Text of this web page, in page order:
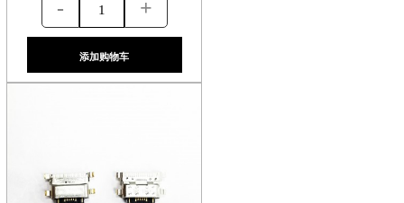
- +
添加购物车